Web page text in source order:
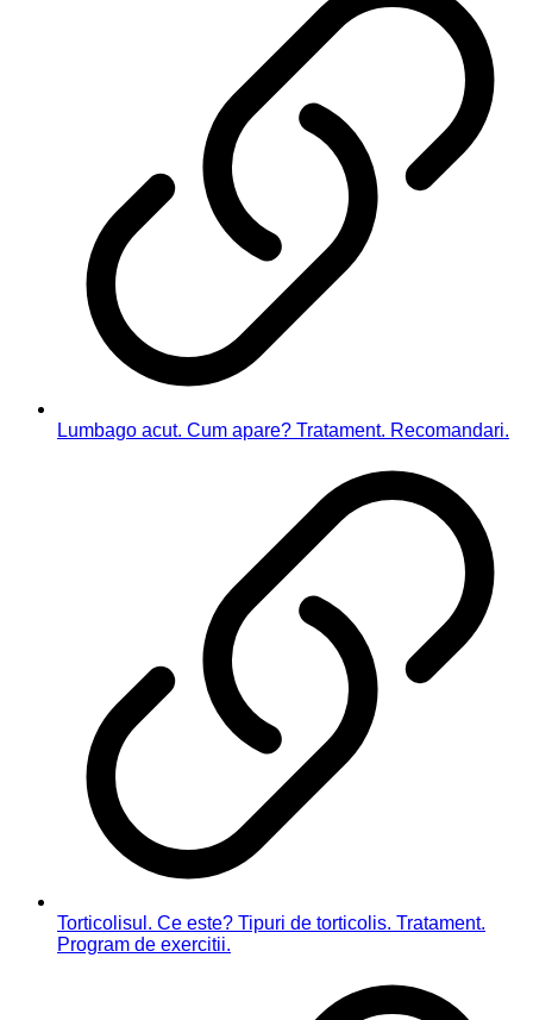
Lumbago acut. Cum apare? Tratament. Recomandari.
Torticolisul. Ce este? Tipuri de torticolis. Tratament.
Program de exercitii.